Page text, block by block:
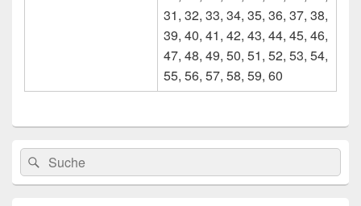
31, 32, 33, 34, 35, 36, 37, 38,
39, 40, 41, 42, 43, 44, 45, 46,
47, 48, 49, 50, 51, 52, 53, 54,
55, 56, 57, 58, 59, 60
Primärer
Seitenleisten
Widget-
Bereich
Search
for:
Suche